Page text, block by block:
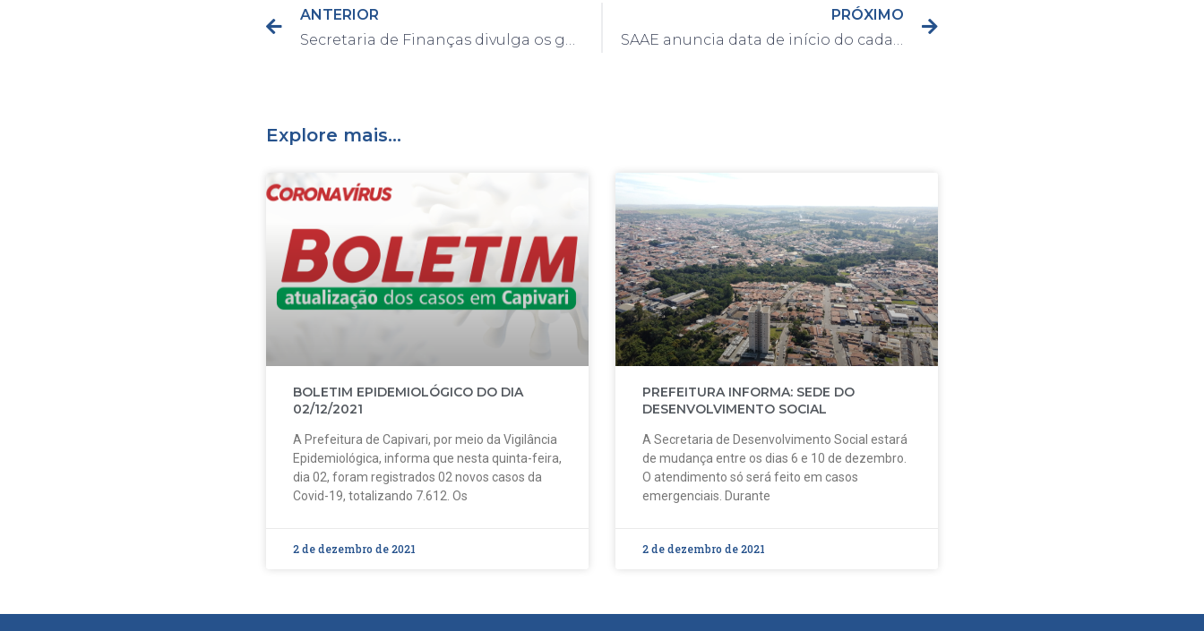
ANTERIOR
Secretaria de Finanças divulga os ganhadores do quarto sorteio de vale-compras do programa IPTU Premiado
PRÓXIMO
SAAE anuncia data de início do cadastramento e recadastramento da tarifa social
Explore mais...
BOLETIM EPIDEMIOLÓGICO DO DIA
02/12/2021
A Prefeitura de Capivari, por meio da Vigilância
Epidemiológica, informa que nesta quinta-feira,
dia 02, foram registrados 02 novos casos da
Covid-19, totalizando 7.612. Os
2 de dezembro de 2021
PREFEITURA INFORMA: SEDE DO
DESENVOLVIMENTO SOCIAL
A Secretaria de Desenvolvimento Social estará
de mudança entre os dias 6 e 10 de dezembro.
O atendimento só será feito em casos
emergenciais. Durante
2 de dezembro de 2021